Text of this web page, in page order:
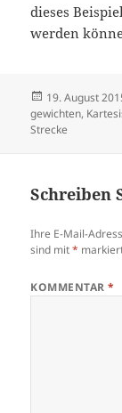
dieses
werden
Veröffentlicht
am
19. August
gewichten,
Strecke
Schreiben
Ihre E-Mail-
sind mit*
KOMMENTAR*